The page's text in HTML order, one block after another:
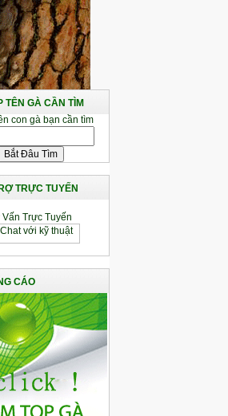
TÊN GÀ CẦN TÌM
con gà bạn cần tìm
TRỰC TUYẾN
Vấn Trực Tuyến
CÁO